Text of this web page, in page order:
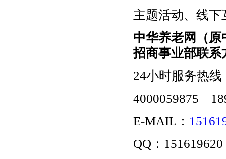
主题活动、线
中华养老网
（
招商事业部联系
24小时服务热线
4000059875
E-MAIL：
QQ：151619620